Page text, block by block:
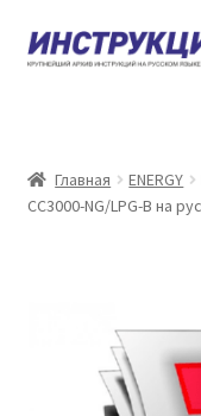
Перейти
к
Перейти
к
Каталог
Контакты
Главная ENERGY
CC3000-NG/LPG-B на